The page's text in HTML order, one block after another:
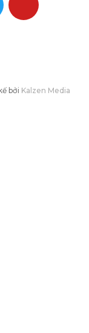
bởi Kalzen Media